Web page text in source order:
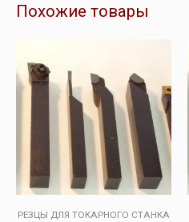
Похожие товары
РЕЗЦЫ ДЛЯ ТОКАРНОГО СТАНКА